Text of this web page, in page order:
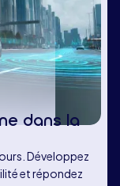
dans la
Développez
et répondez